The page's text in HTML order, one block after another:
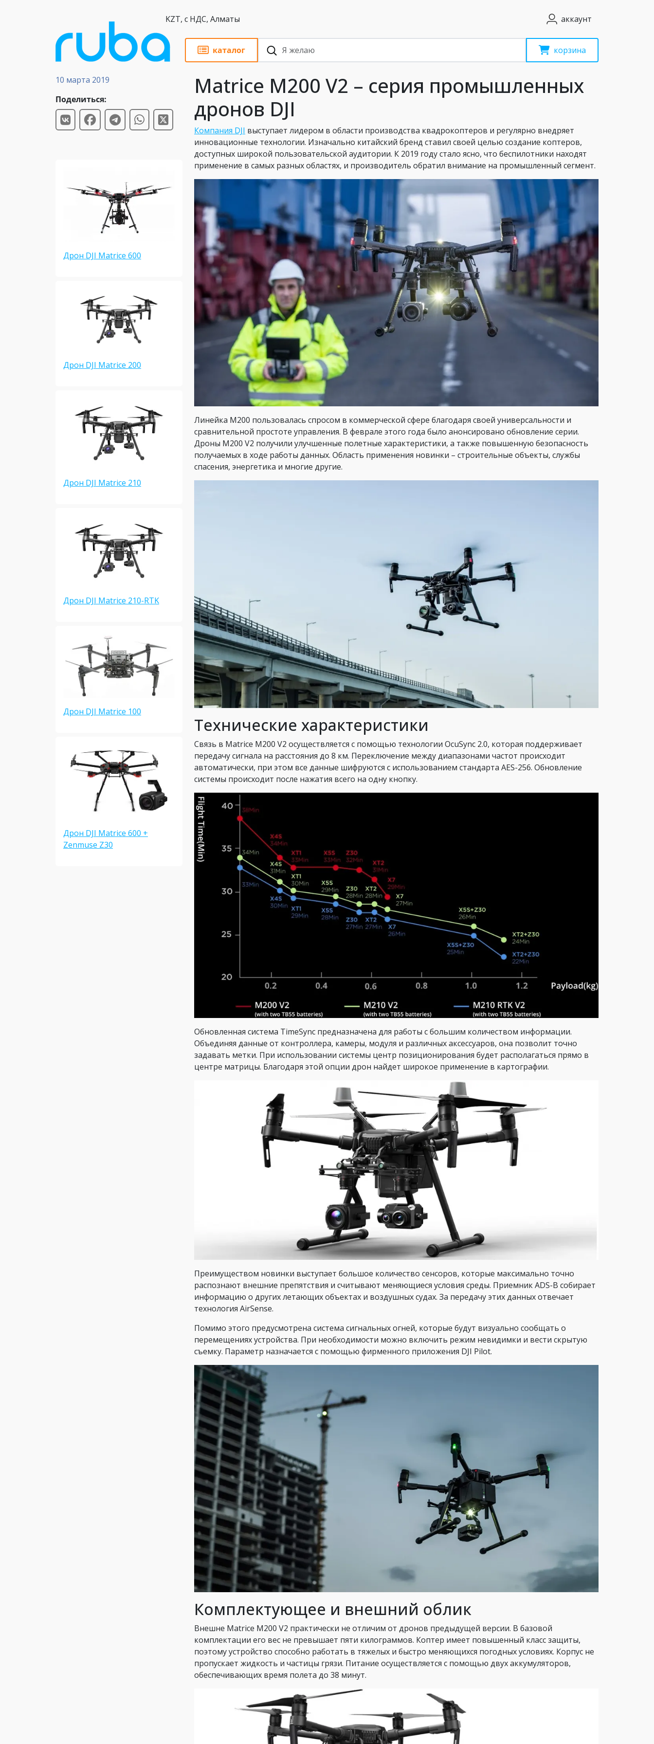
KZT, с НДС, Алматы аккаунт
каталог корзина
Новости
10 марта 2019
Поделиться:
Дрон DJI Matrice 600
Дрон DJI Matrice 200
Дрон DJI Matrice 210
Дрон DJI Matrice 210-RTK
Дрон DJI Matrice 100
Дрон DJI Matrice 600 +
Zenmuse Z30
Matrice M200 V2 – серия промышленных
дронов DJI
Компания DJI выступает лидером в области производства квадрокоптеров и регулярно внедряет
инновационные технологии. Изначально китайский бренд ставил своей целью создание коптеров,
доступных широкой пользовательской аудитории. К 2019 году стало ясно, что беспилотники находят
применение в самых разных областях, и производитель обратил внимание на промышленный сегмент.
Линейка M200 пользовалась спросом в коммерческой сфере благодаря своей универсальности и
сравнительной простоте управления. В феврале этого года было анонсировано обновление серии.
Дроны M200 V2 получили улучшенные полетные характеристики, а также повышенную безопасность
получаемых в ходе работы данных. Область применения новинки – строительные объекты, службы
спасения, энергетика и многие другие.
Технические характеристики
Связь в Matrice M200 V2 осуществляется с помощью технологии OcuSync 2.0, которая поддерживает
передачу сигнала на расстояния до 8 км. Переключение между диапазонами частот происходит
автоматически, при этом все данные шифруются с использованием стандарта AES-256. Обновление
системы происходит после нажатия всего на одну кнопку.
Обновленная система TimeSync предназначена для работы с большим количеством информации.
Объединяя данные от контроллера, камеры, модуля и различных аксессуаров, она позволит точно
задавать метки. При использовании системы центр позиционирования будет располагаться прямо в
центре матрицы. Благодаря этой опции дрон найдет широкое применение в картографии.
Преимуществом новинки выступает большое количество сенсоров, которые максимально точно
распознают внешние препятствия и считывают меняющиеся условия среды. Приемник ADS-B собирает
информацию о других летающих объектах и воздушных судах. За передачу этих данных отвечает
технология AirSense.
Помимо этого предусмотрена система сигнальных огней, которые будут визуально сообщать о
перемещениях устройства. При необходимости можно включить режим невидимки и вести скрытую
съемку. Параметр назначается с помощью фирменного приложения DJI Pilot.
Комплектующее и внешний облик
Внешне Matrice M200 V2 практически не отличим от дронов предыдущей версии. В базовой
комплектации его вес не превышает пяти килограммов. Коптер имеет повышенный класс защиты,
поэтому устройство способно работать в тяжелых и быстро меняющихся погодных условиях. Корпус не
пропускает жидкость и частицы грязи. Питание осуществляется с помощью двух аккумуляторов,
обеспечивающих время полета до 38 минут.